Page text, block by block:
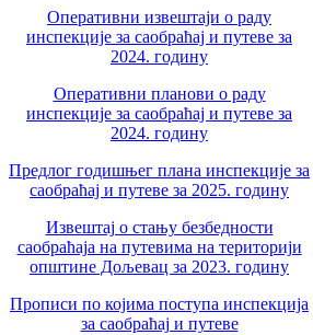
Оперативни извештаји о раду
инспекције за саобраћај и путеве за
2024. годину
Оперативни планови о раду
инспекције за саобраћај и путеве за
2024. годину
Предлог годишњег плана инспекције за
саобраћај и путеве за 2025. годину
Извештај о стању безбедности
саобраћаја на путевима на територији
општине Дољевац за 2023. годину
Прописи по којима поступа инспекција
за саобраћај и путеве